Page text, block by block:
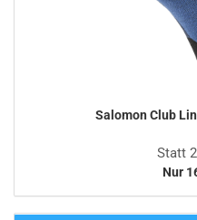
Salomon Club
Statt
Nur